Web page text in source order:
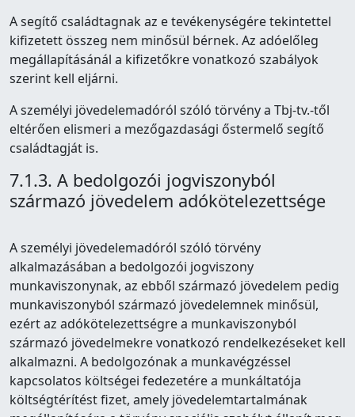
A segítő családtagnak az e tevékenységére tekintettel
kifizetett összeg nem minősül bérnek. Az adóelőleg
megállapításánál a kifizetőkre vonatkozó szabályok
szerint kell eljárni.
A személyi jövedelemadóról szóló törvény a Tbj-tv.-től
eltérően elismeri a mezőgazdasági őstermelő segítő
családtagját is.
7.1.3. A bedolgozói jogviszonyból
származó jövedelem adókötelezettsége
A személyi jövedelemadóról szóló törvény
alkalmazásában a bedolgozói jogviszony
munkaviszonynak, az ebből származó jövedelem pedig
munkaviszonyból származó jövedelemnek minősül,
ezért az adókötelezettségre a munkaviszonyból
származó jövedelmekre vonatkozó rendelkezéseket kell
alkalmazni. A bedolgozónak a munkavégzéssel
kapcsolatos költségei fedezetére a munkáltatója
költségtérítést fizet, amely jövedelemtartalmának